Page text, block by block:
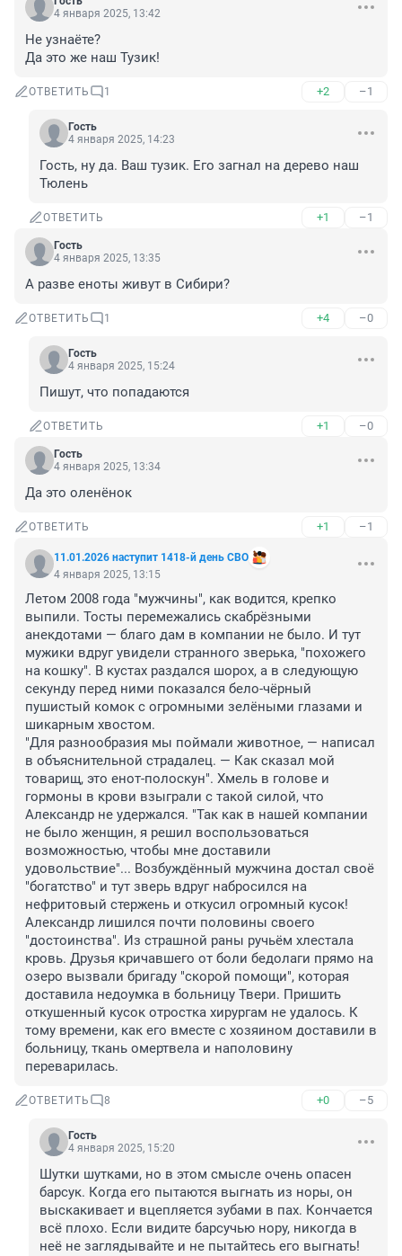
4 января 2025, 13:42
Не узнаёте?
Да это же наш Тузик!
ОТВЕТИТЬ 1 +2 –1
Гость
4 января 2025, 14:23
Гость, ну да. Ваш тузик. Его загнал на дерево наш
Тюлень
ОТВЕТИТЬ +1 –1
Гость
4 января 2025, 13:35
А разве еноты живут в Сибири?
ОТВЕТИТЬ 1 +4 –0
Гость
4 января 2025, 15:24
Пишут, что попадаются
ОТВЕТИТЬ +1 –0
Гость
4 января 2025, 13:34
Да это оленёнок
ОТВЕТИТЬ +1 –1
11.01.2026 наступит 1418-й день СВО
4 января 2025, 13:15
Летом 2008 года "мужчины", как водится, крепко
выпили. Тосты перемежались скабрёзными
анекдотами — благо дам в компании не было. И тут
мужики вдруг увидели странного зверька, "похожего
на кошку". В кустах раздался шорох, а в следующую
секунду перед ними показался бело-чёрный
пушистый комок с огромными зелёными глазами и
шикарным хвостом.
"Для разнообразия мы поймали животное, — написал
в объяснительной страдалец. — Как сказал мой
товарищ, это енот-полоскун". Хмель в голове и
гормоны в крови взыграли с такой силой, что
Александр не удержался. "Так как в нашей компании
не было женщин, я решил воспользоваться
возможностью, чтобы мне доставили
удовольствие"... Возбуждённый мужчина достал своё
"богатство" и тут зверь вдруг набросился на
нефритовый стержень и откусил огромный кусок!
Александр лишился почти половины своего
"достоинства". Из страшной раны ручьём хлестала
кровь. Друзья кричавшего от боли бедолаги прямо на
озеро вызвали бригаду "скорой помощи", которая
доставила недоумка в больницу Твери. Пришить
откушенный кусок отростка хирургам не удалось. К
тому времени, как его вместе с хозяином доставили в
больницу, ткань омертвела и наполовину
переварилась.
ОТВЕТИТЬ 8 +0 –5
Гость
4 января 2025, 15:20
Шутки шутками, но в этом смысле очень опасен
барсук. Когда его пытаются выгнать из норы, он
выскакивает и вцепляется зубами в пах. Кончается
всё плохо. Если видите барсучью нору, никогда в
неё не заглядывайте и не пытайтесь его выгнать!